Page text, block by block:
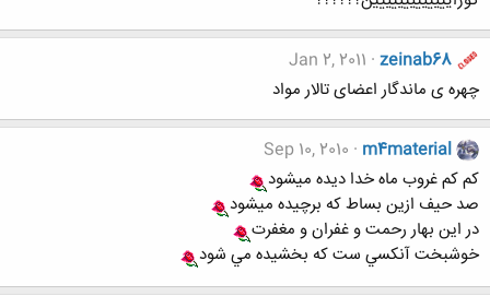
zeinab68
Jan 2, 2011
چهره ی ماندگار اعضای تالار مواد
m4material
Sep 10, 2010
كم كم غروب ماه خدا ديده ميشود
صد حيف ازين بساط كه برچيده ميشود
در اين بهار رحمت و غفران و مغفرت
خوشبخت آنكسي ست كه بخشيده مي شود